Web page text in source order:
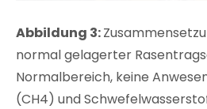
Abbildung 3:
normal gelagerter
Normalbereich, keine
(CH4) und